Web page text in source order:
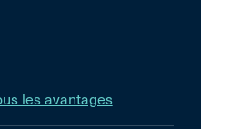
les avantages